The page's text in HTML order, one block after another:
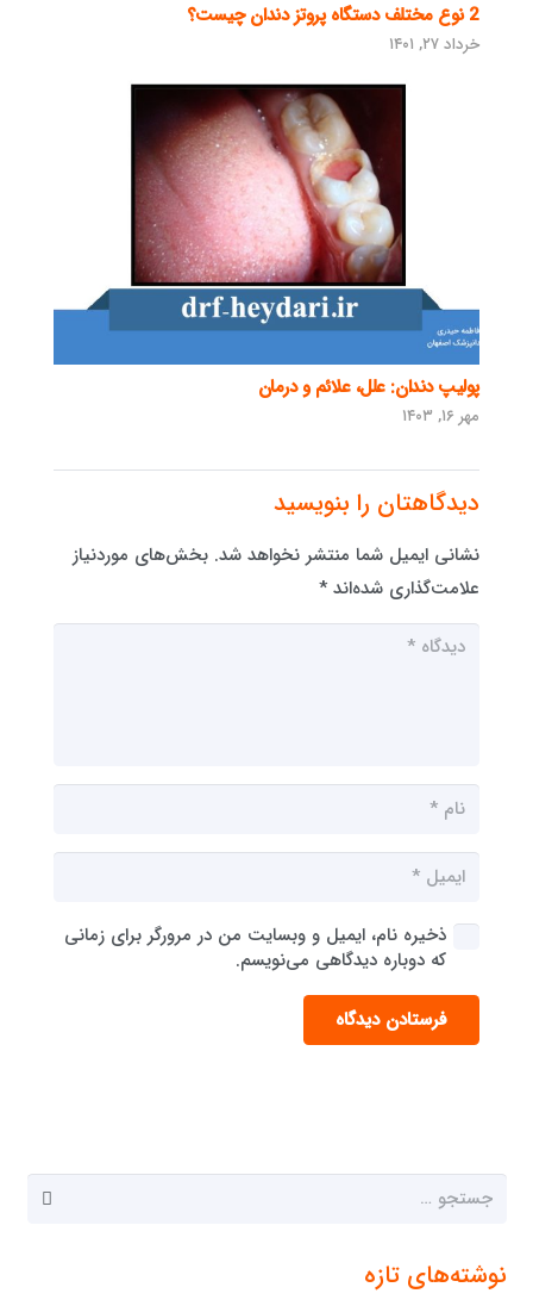
2 نوع مختلف دستگاه پروتز دندان چیست؟
خرداد ۲۷, ۱۴۰۱
پولیپ دندان: علل، علائم و درمان
مهر ۱۶, ۱۴۰۳
دیدگاهتان را بنویسید
نشانی ایمیل شما منتشر نخواهد شد. بخش‌های موردنیاز
علامت‌گذاری شده‌اند *
ذخیره نام، ایمیل و وبسایت من در مرورگر برای زمانی
که دوباره دیدگاهی می‌نویسم.
فرستادن دیدگاه
جستجو
نوشته‌های تازه